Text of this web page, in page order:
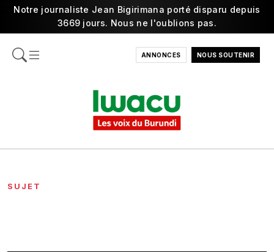
Notre journaliste Jean Bigirimana porté disparu depuis
3669 jours. Nous ne l'oublions pas.
ANNONCES NOUS SOUTENIR
SUJET